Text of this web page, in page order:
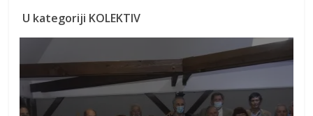
U kategoriji KOLEKTIV